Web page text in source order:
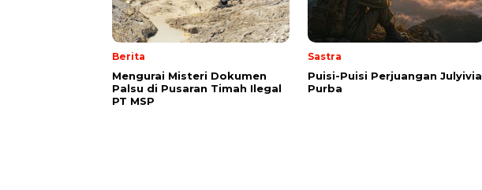
Berita
Mengurai Misteri Dokumen
Palsu di Pusaran Timah Ilegal
PT MSP
Sastra
Puisi-Puisi Perjuangan Julyivia
Purba